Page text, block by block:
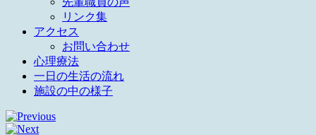
リンク集
アクセス
お問い合わせ
心理療法
一日の生活の流れ
施設の中の様子